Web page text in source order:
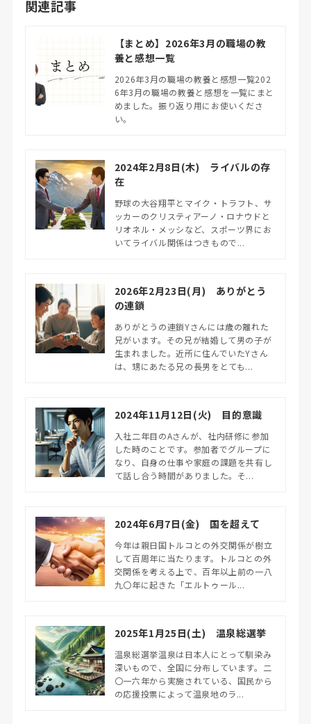
関連記事
【まとめ】2026年3月の職場の教
養と感想一覧
2026年3月の職場の教養と感想一覧202
6年3月の職場の教養と感想を一覧にまと
めました。振り返り用にお使いくださ
い。
2024年2月8日(木) ライバルの存
在
野球の大谷翔平とマイク・トラフト、サ
ッカーのクリスティアーノ・ロナウドと
リオネル・メッシなど、スポーツ界にお
いてライバル関係はつきもので...
2026年2月23日(月) ありがとう
の連鎖
ありがとうの連鎖Yさんには歳の離れた
兄がいます。その兄が結婚して男の子が
生まれました。近所に住んでいたYさん
は、甥にあたる兄の長男をとても...
2024年11月12日(火) 目的意識
入社二年目のAさんが、社内研修に参加
した時のことです。参加者でグループに
なり、自身の仕事や家庭の課題を共有し
て話し合う時間がありました。そ...
2024年6月7日(金) 国を超えて
今年は親日国トルコとの外交関係が樹立
して百周年に当たります。トルコとの外
交関係を考える上で、百年以上前の一八
九〇年に起きた「エルトゥール...
2025年1月25日(土) 温泉総選挙
温泉総選挙温泉は日本人にとって馴染み
深いもので、全国に分布しています。二
〇一六年から実施されている、国民から
の応援投票によって温泉地のラ...